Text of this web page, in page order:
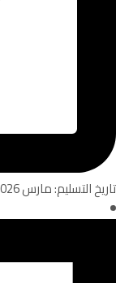
تاريخ التسليم: مارس 2026